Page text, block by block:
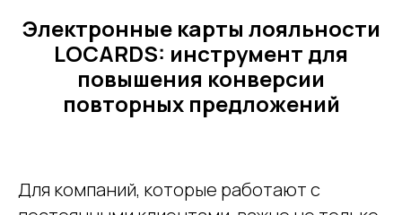
Электронные карты лояльности
LOCARDS: инструмент для
повышения конверсии
повторных предложений
Для компаний, которые работают с